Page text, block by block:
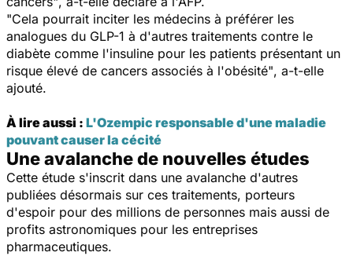
"Cela pourrait inciter les médecins à préférer les
analogues du GLP-1 à d'autres traitements contre le
diabète comme l'insuline pour les patients présentant un
risque élevé de cancers associés à l'obésité", a-t-elle
ajouté.
À lire aussi : L'Ozempic responsable d'une maladie
pouvant causer la cécité
Une avalanche de nouvelles études
Cette étude s'inscrit dans une avalanche d'autres
publiées désormais sur ces traitements, porteurs
d'espoir pour des millions de personnes mais aussi de
profits astronomiques pour les entreprises
pharmaceutiques.